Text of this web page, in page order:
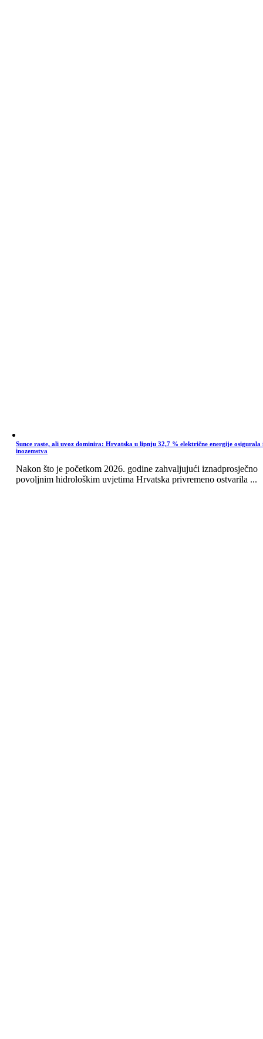
Sunce raste, ali uvoz dominira: Hrvatska u lipnju 32,7 % električne energije osigurala
inozemstva
Nakon što je početkom 2026. godine zahvaljujući iznadprosječno
povoljnim hidrološkim uvjetima Hrvatska privremeno ostvarila ...